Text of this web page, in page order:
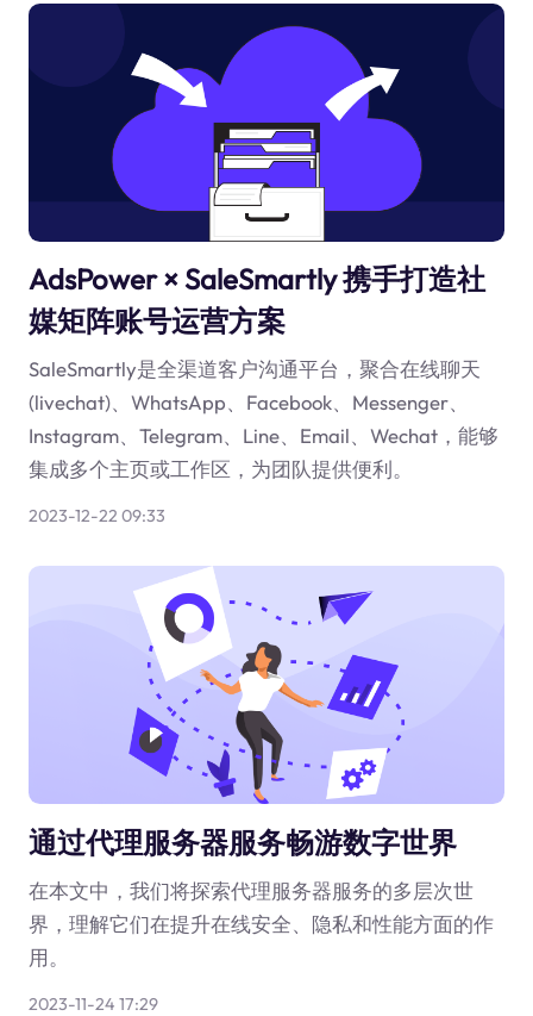
AdsPower × SaleSmartly 携手打造社
媒矩阵账号运营方案
SaleSmartly是全渠道客户沟通平台，聚合在线聊天
(livechat)、WhatsApp、Facebook、Messenger、
Instagram、Telegram、Line、Email、Wechat，能够
集成多个主页或工作区，为团队提供便利。
2023-12-22 09:33
通过代理服务器服务畅游数字世界
在本文中，我们将探索代理服务器服务的多层次世
界，理解它们在提升在线安全、隐私和性能方面的作
用。
2023-11-24 17:29